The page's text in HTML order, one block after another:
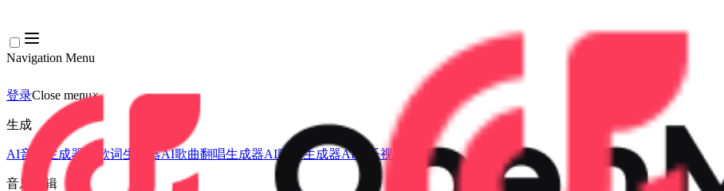
Navigation Menu
登录Close menu×
生成
AI音乐生成器 AI歌词生成器AI歌曲翻唱生成器AI歌声生成器AI音乐视频
音乐编辑